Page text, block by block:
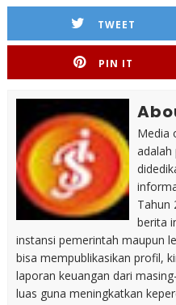
TWEET
PIN IT
Media
adalah
Tahun
berita
instansi pemerintah maupun
bisa mempublikasikan profil,
laporan keuangan dari
luas guna meningkatkan